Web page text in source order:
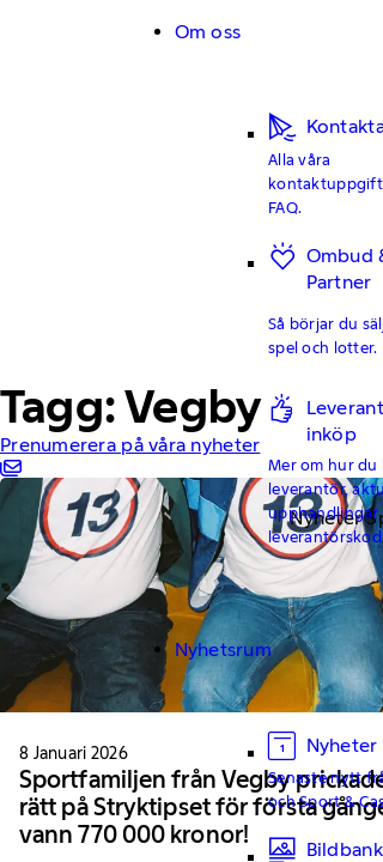
Om oss
Alla våra
FAQ.
Ombud
Partner
Så börjar du
spel och lotter.
inköp
Mer om hur du
leverantör,
upphandlingar
Nyhetsrum
Nyheter
Senaste nytt
och Sport &
Bildbank
Tagg: Vegby
Prenumerera på våra nyheter
Nyheter
8 Januari 2026
Sportfamiljen från Vegby
rätt på Stryktipset för första
vann 770 000 kronor!